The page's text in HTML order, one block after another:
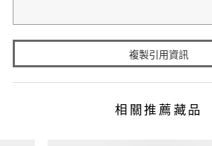
複製引用資訊
相關推薦藏品